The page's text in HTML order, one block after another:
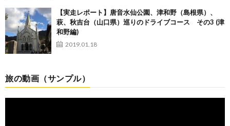
【実走レポート】唐音水仙公園、津和野（島根県）、
萩、秋吉台（山口県）巡りのドライブコース その3 (津
和野編)
2019.01.18
旅の動画（サンプル）
動